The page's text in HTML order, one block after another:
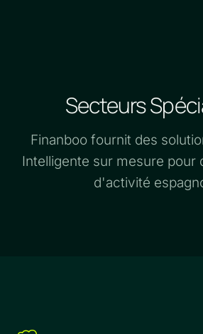
Secteurs
Finanboo fournit des
Intelligente sur mesure pour
d'activité